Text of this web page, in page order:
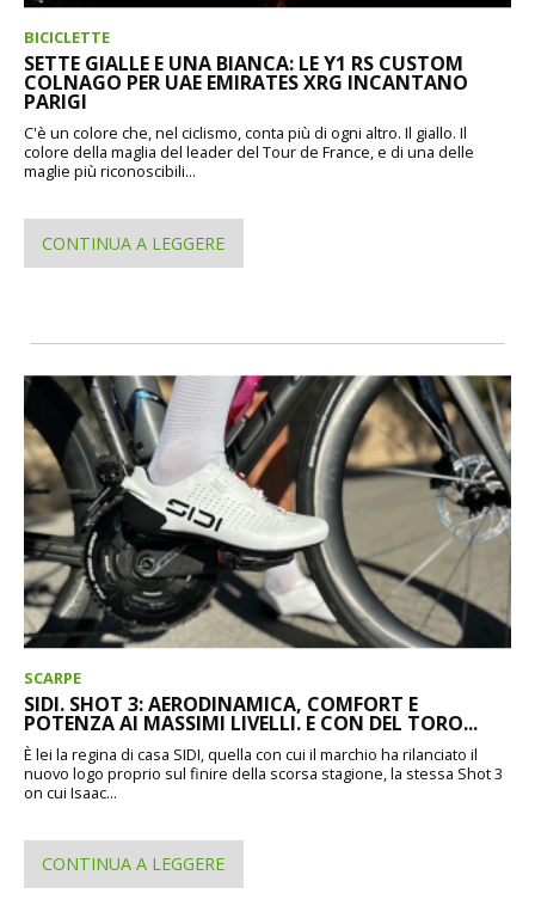
BICICLETTE
SETTE GIALLE E UNA BIANCA: LE Y1 RS CUSTOM
COLNAGO PER UAE EMIRATES XRG INCANTANO
PARIGI
C'è un colore che, nel ciclismo, conta più di ogni altro. Il giallo. Il
colore della maglia del leader del Tour de France, e di una delle
maglie più riconoscibili...
CONTINUA A LEGGERE
SCARPE
SIDI. SHOT 3: AERODINAMICA, COMFORT E
POTENZA AI MASSIMI LIVELLI. E CON DEL TORO...
È lei la regina di casa SIDI, quella con cui il marchio ha rilanciato il
nuovo logo proprio sul finire della scorsa stagione, la stessa Shot 3
on cui Isaac...
CONTINUA A LEGGERE